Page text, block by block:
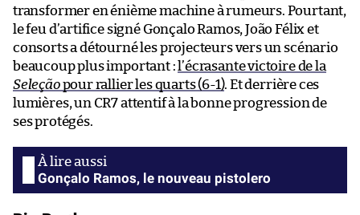
transformer en énième machine à rumeurs. Pourtant,
le feu d’artifice signé Gonçalo Ramos, João Félix et
consorts a détourné les projecteurs vers un scénario
beaucoup plus important : l’écrasante victoire de la
Seleçãopour rallier les quarts (6-1). Et derrière ces
lumières, un CR7 attentif à la bonne progression de
ses protégés.
Gonçalo Ramos, le nouveau pistolero